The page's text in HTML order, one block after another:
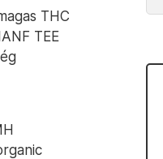
THC
TEE